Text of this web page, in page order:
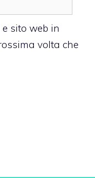
sito web in
volta che